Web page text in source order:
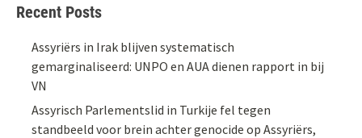
Recent Posts
Assyriërs in Irak blijven systematisch
gemarginaliseerd: UNPO en AUA dienen rapport in bij
VN
Assyrisch Parlementslid in Turkije fel tegen
standbeeld voor brein achter genocide op Assyriërs,